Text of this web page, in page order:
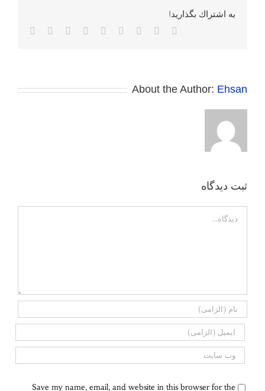
به اشتراك بگذاريد!
Facebook
Twitter
Reddit
LinkedIn
WhatsApp
Tumblr
Pinterest
About the Author: Ehsan
ثبت ديدگاه
Save my name, email, and website in this browser for the